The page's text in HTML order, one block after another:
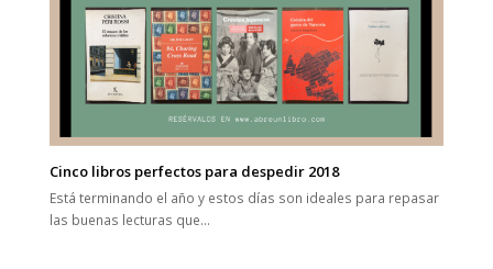
Cinco libros perfectos para despedir 2018
Está terminando el año y estos días son ideales para repasar
las buenas lecturas que…